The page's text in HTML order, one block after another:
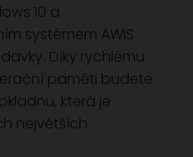
10 a
systémem AWIS
Díky rychlému
paměti budete
která je
největších